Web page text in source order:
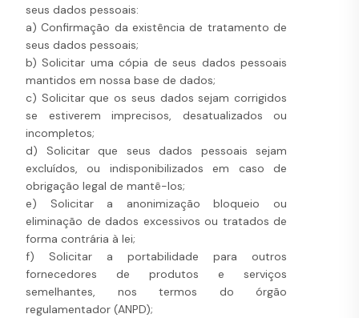
seus dados pessoais:
a) Confirmação da existência de tratamento de
seus dados pessoais;
b) Solicitar uma cópia de seus dados pessoais
mantidos em nossa base de dados;
c) Solicitar que os seus dados sejam corrigidos
se estiverem imprecisos, desatualizados ou
incompletos;
d) Solicitar que seus dados pessoais sejam
excluídos, ou indisponibilizados em caso de
obrigação legal de mantê-los;
e) Solicitar a anonimização bloqueio ou
eliminação de dados excessivos ou tratados de
forma contrária à lei;
f) Solicitar a portabilidade para outros
fornecedores de produtos e serviços
semelhantes, nos termos do órgão
regulamentador (ANPD);